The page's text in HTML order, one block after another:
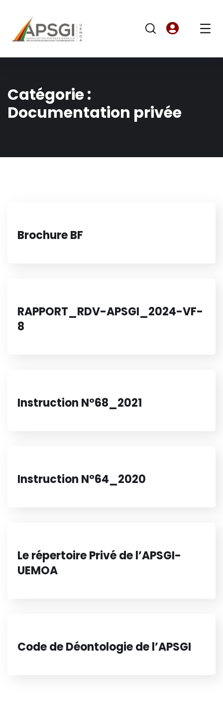
Catégorie :
Documentation privée
Brochure BF
RAPPORT_RDV-APSGI_2024-VF-
8
Instruction N°68_2021
Instruction N°64_2020
Le répertoire Privé de l’APSGI-
UEMOA
Code de Déontologie de l’APSGI